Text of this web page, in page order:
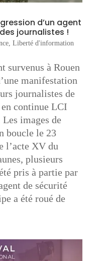
d’un agent
journalistes !
, Liberté d'information
survenus à Rouen
manifestation
journalistes de
continue LCI
images de
boucle le 23
l’acte XV du
plusieurs
pris à partie par
de sécurité
a été roué de